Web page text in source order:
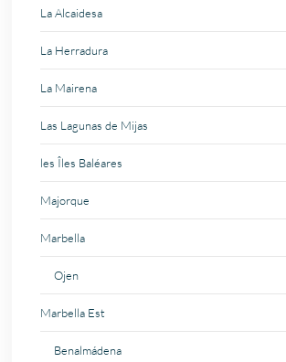
La Alcaidesa
La Herradura
La Mairena
Las Lagunas de Mijas
les Îles Baléares
Majorque
Marbella
Ojen
Marbella Est
Benalmádena